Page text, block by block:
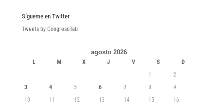
Sígueme en Twitter
Tweets by CongresoTab
agosto 2026
L M X J V S
D
1
2
3
4 5 6 7 8
9
10
11 12 13 14 15
16